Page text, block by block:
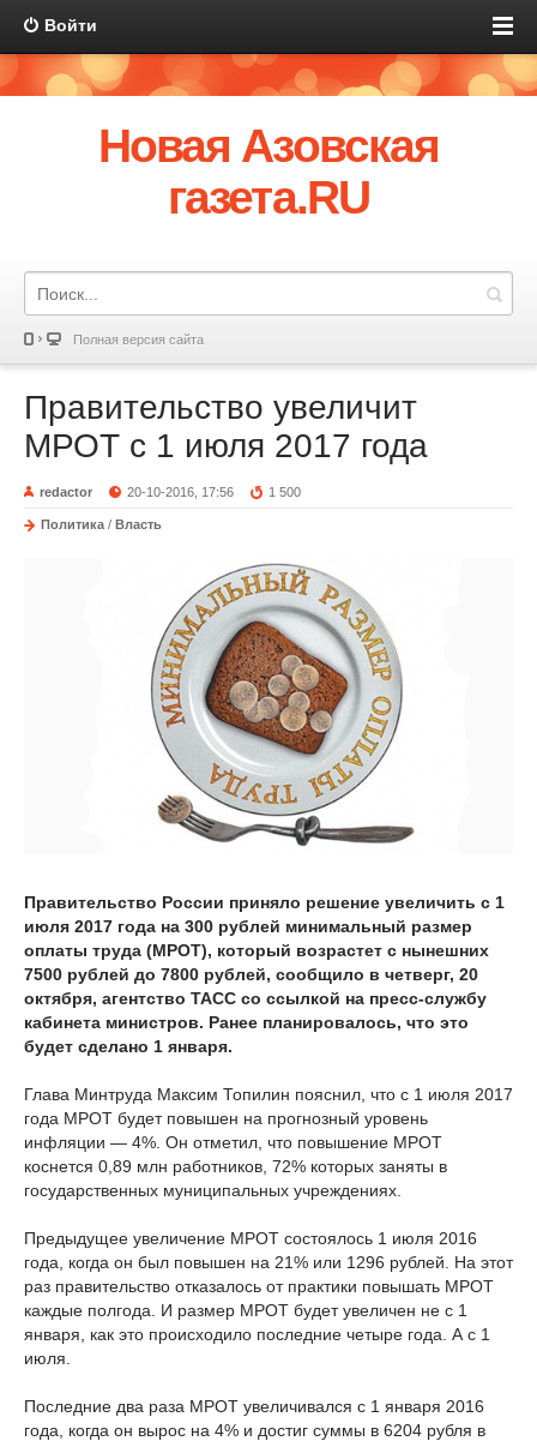
Войти
Новая Азовская
газета.RU
Полная версия сайта
Правительство увеличит
МРОТ с 1 июля 2017 года
redactor 20-10-2016, 17:56 1 500
Политика / Власть
Правительство России приняло решение увеличить с 1
июля 2017 года на 300 рублей минимальный размер
оплаты труда (МРОТ), который возрастет с нынешних
7500 рублей до 7800 рублей, сообщило в четверг, 20
октября, агентство ТАСС со ссылкой на пресс-службу
кабинета министров. Ранее планировалось, что это
будет сделано 1 января.
Глава Минтруда Максим Топилин пояснил, что с 1 июля 2017
года МРОТ будет повышен на прогнозный уровень
инфляции — 4%. Он отметил, что повышение МРОТ
коснется 0,89 млн работников, 72% которых заняты в
государственных муниципальных учреждениях.
Предыдущее увеличение МРОТ состоялось 1 июля 2016
года, когда он был повышен на 21% или 1296 рублей. На этот
раз правительство отказалось от практики повышать МРОТ
каждые полгода. И размер МРОТ будет увеличен не с 1
января, как это происходило последние четыре года. А с 1
июля.
Последние два раза МРОТ увеличивался с 1 января 2016
года, когда он вырос на 4% и достиг суммы в 6204 рубля в